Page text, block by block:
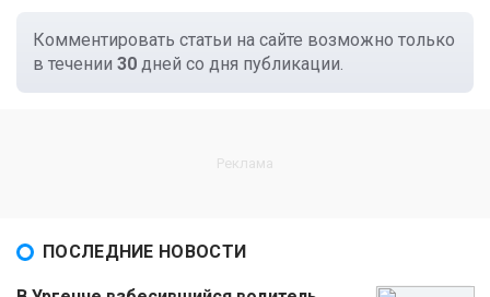
Комментировать статьи на сайте возможно только
в течении 30 дней со дня публикации.
ПОСЛЕДНИЕ НОВОСТИ